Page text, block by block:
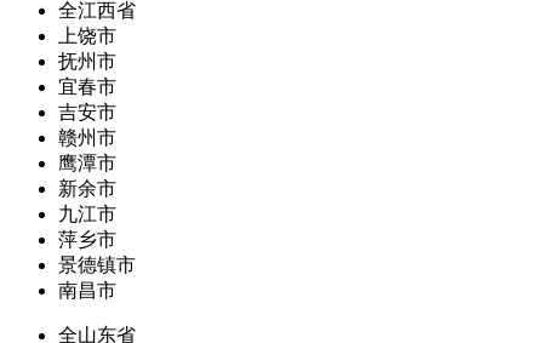
全江西省
上饶市
抚州市
宜春市
吉安市
赣州市
鹰潭市
新余市
九江市
萍乡市
景德镇市
南昌市
全山东省